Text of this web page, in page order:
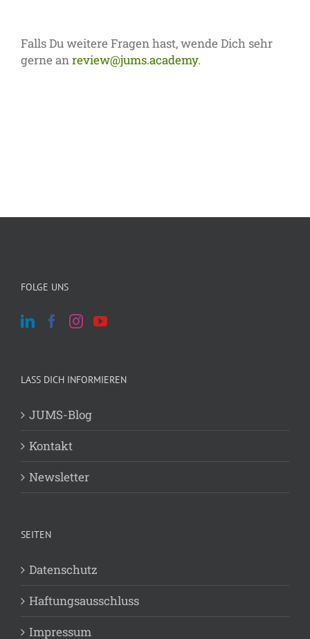
Falls Du weitere Fragen hast, wende Dich sehr
gerne an review@jums.academy.
FOLGE UNS
LASS DICH INFORMIEREN
JUMS-Blog
Kontakt
Newsletter
SEITEN
Datenschutz
Haftungsausschluss
Impressum